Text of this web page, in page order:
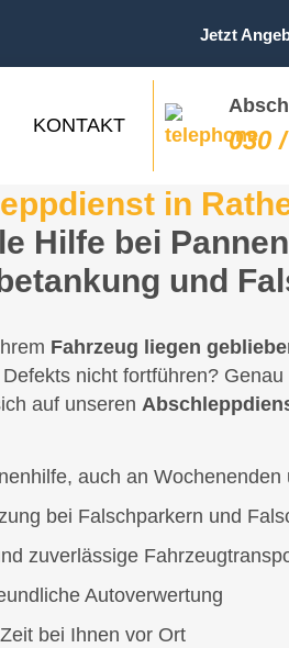
Jetzt
KONTAKT 030
in
Hilfe bei
und
Fahrzeug liegen
nicht fortführen?
auf unseren
auch an Wochenenden
bei Falschparkern und
zuverlässige
Autoverwertung
bei Ihnen vor Ort